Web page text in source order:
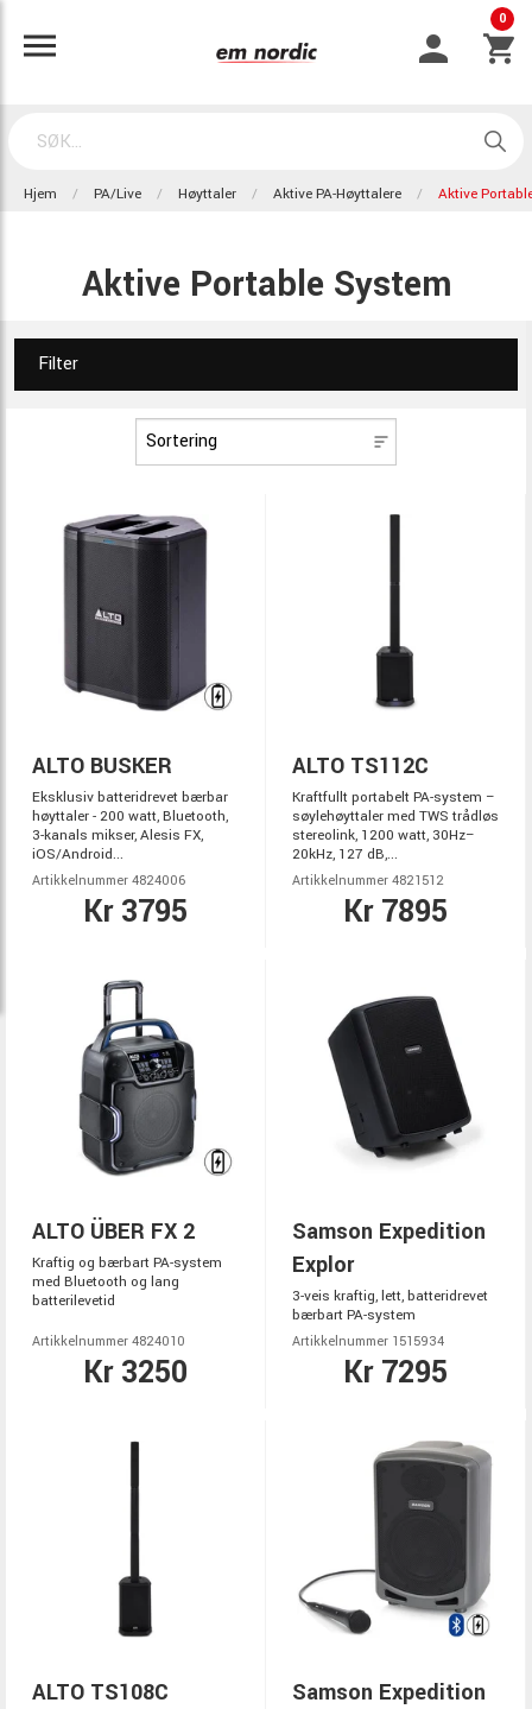
0
Hjem PA/Live Høyttaler Aktive PA-Høyttalere Aktive
Aktive Portable System
Filter
ALTO BUSKER
Eksklusiv batteridrevet bærbar
høyttaler - 200 watt, Bluetooth,
3-kanals mikser, Alesis FX,
iOS/Android...
Artikkelnummer 4824006
Kr 3795
ALTO TS112C
Kraftfullt portabelt PA-system –
søylehøyttaler med TWS trådløs
stereolink, 1200 watt, 30Hz–
20kHz, 127 dB,...
Artikkelnummer 4821512
Kr 7895
ALTO ÜBER FX 2
Kraftig og bærbart PA-system
med Bluetooth og lang
batterilevetid
Artikkelnummer 4824010
Kr 3250
Samson Expedition
Explor
3-veis kraftig, lett, batteridrevet
bærbart PA-system
Artikkelnummer 1515934
Kr 7295
ALTO TS108C
Samson Expedition